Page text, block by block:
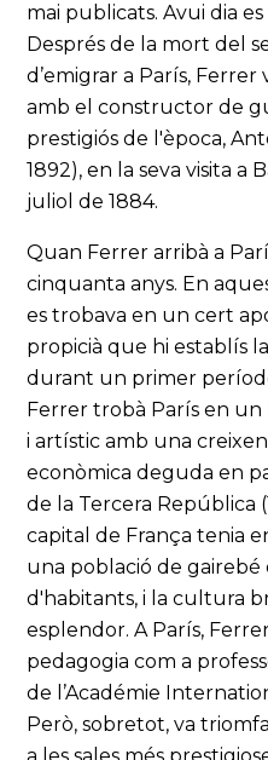
mai publicats. Avui dia
Després de la mort del
d’emigrar a París,
amb el constructor de
prestigiós de l'època,
1892), en la seva visita a
juliol de 1884.
Quan Ferrer arribà a
cinquanta anys. En
es trobava en un cert
propicià que hi establís
durant un primer
Ferrer trobà París en
i artístic amb una
econòmica deguda en
de la Tercera República
capital de França tenia
una població de gairebé
d'habitants, i la cultura
esplendor. A París,
pedagogia com a
de l’Académie
Però, sobretot, va